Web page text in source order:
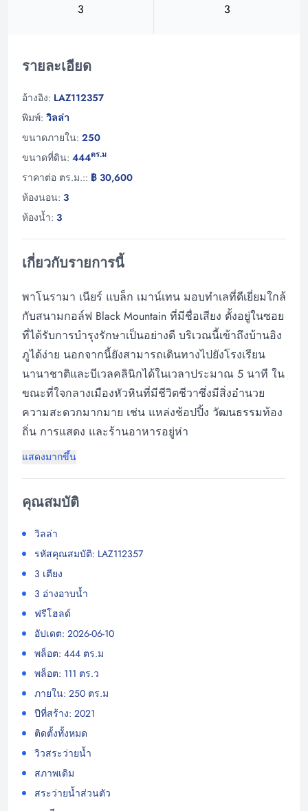
3
3
รายละเอียด
อ้างอิง: LAZ112357
พิมพ์: วิลล่า
ขนาดภายใน: 250
ขนาดที่ดิน: 444ตร.ม
ราคาต่อ ตร.ม.:: ฿ 30,600
ห้องนอน: 3
ห้องน้ำ: 3
เกี่ยวกับรายการนี้
พาโนรามา เนียร์ แบล็ก เมาน์เทน มอบทำเลที่ดีเยี่ยมใกล้
กับสนามกอล์ฟ Black Mountain ที่มีชื่อเสียง ตั้งอยู่ในซอย
ที่ได้รับการบำรุงรักษาเป็นอย่างดี บริเวณนี้เข้าถึงบ้านอิง
ภูได้ง่าย นอกจากนี้ยังสามารถเดินทางไปยังโรงเรียน
นานาชาติและบีเวลคลินิกได้ในเวลาประมาณ 5 นาที ใน
ขณะที่ใจกลางเมืองหัวหินที่มีชีวิตชีวาซึ่งมีสิ่งอำนวย
ความสะดวกมากมาย เช่น แหล่งช้อปปิ้ง วัฒนธรรมท้อง
ถิ่น การแสดง และร้านอาหารอยู่ห่า
แสดงมากขึ้น
คุณสมบัติ
วิลล่า
รหัสคุณสมบัติ: LAZ112357
3 เตียง
3 อ่างอาบน้ำ
ฟรีโฮลด์
อัปเดต: 2026-06-10
พล็อต: 444 ตร.ม
พล็อต: 111 ตร.ว
ภายใน: 250 ตร.ม
ปีที่สร้าง: 2021
ติดตั้งทั้งหมด
วิวสระว่ายน้ำ
สภาพเดิม
สระว่ายน้ำส่วนตัว